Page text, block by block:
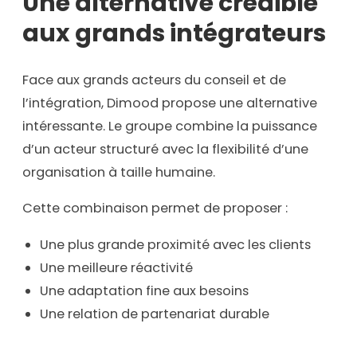
aux grands intégrateurs
Face aux grands acteurs du conseil et de
l’intégration, Dimood propose une alternative
intéressante. Le groupe combine la puissance
d’un acteur structuré avec la flexibilité d’une
organisation à taille humaine.
Cette combinaison permet de proposer :
Une plus grande proximité avec les clients
Une meilleure réactivité
Une adaptation fine aux besoins
Une relation de partenariat durable